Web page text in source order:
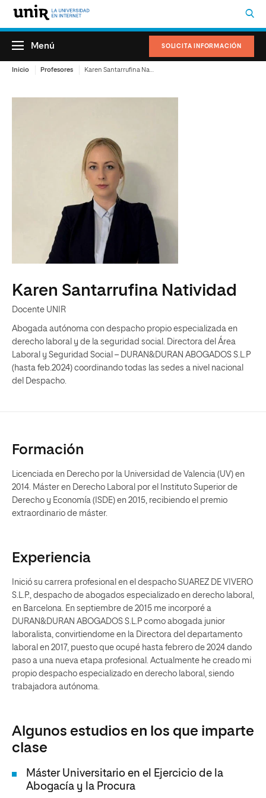
SOLICITA INFORMACIÓN
Menú
Inicio Profesores
Karen Santarrufina Natividad
Docente UNIR
Abogada autónoma con despacho propio especializada en
derecho laboral y de la seguridad social. Directora del Área
Laboral y Seguridad Social – DURAN&DURAN ABOGADOS S.L.P
(hasta feb.2024) coordinando todas las sedes a nivel nacional
del Despacho.
Formación
Licenciada en Derecho por la Universidad de Valencia (UV) en
2014. Máster en Derecho Laboral por el Instituto Superior de
Derecho y Economía (ISDE) en 2015, recibiendo el premio
extraordinario de máster.
Experiencia
Inició su carrera profesional en el despacho SUAREZ DE VIVERO
S.L.P., despacho de abogados especializado en derecho laboral,
en Barcelona. En septiembre de 2015 me incorporé a
DURAN&DURAN ABOGADOS S.L.P como abogada junior
laboralista, convirtiendome en la Directora del departamento
laboral en 2017, puesto que ocupé hasta febrero de 2024 dando
paso a una nueva etapa profesional. Actualmente he creado mi
propio despacho especializado en derecho laboral, siendo
trabajadora autónoma.
Algunos estudios en los que imparte
clase
Máster Universitario en el Ejercicio de la
Abogacía y la Procura